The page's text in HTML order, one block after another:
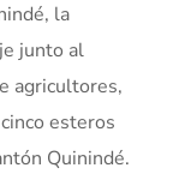
la
junto al
agricultores,
esteros
Quinindé.